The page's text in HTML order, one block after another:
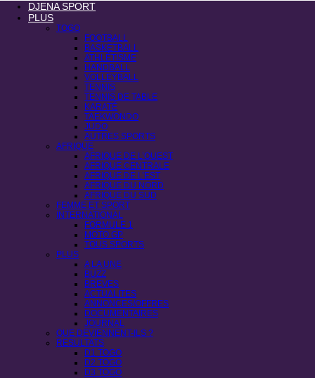
DJENA SPORT
PLUS
TOGO
FOOTBALL
BASKETBALL
ATHLÉTISME
HANDBALL
VOLLEYBALL
TENNIS
TENNIS DE TABLE
KARATÉ
TAEKWONDO
JUDO
AUTRES SPORTS
AFRIQUE
AFRIQUE DE L’OUEST
AFRIQUE CENTRALE
AFRIQUE DE L’EST
AFRIQUE DU NORD
AFRIQUE DU SUD
FEMME ET SPORT
INTERNATIONAL
FORMULE 1
MOTO GP
TOUS SPORTS
PLUS
A LA UNE
BUZZ
BREVES
ACTUALITES
ANNONCES/OFFRES
DOCUMENTAIRES
JOURNAL
QUE DEVIENNENT-ILS ?
RESULTATS
D1 TOGO
D2 TOGO
D3 TOGO